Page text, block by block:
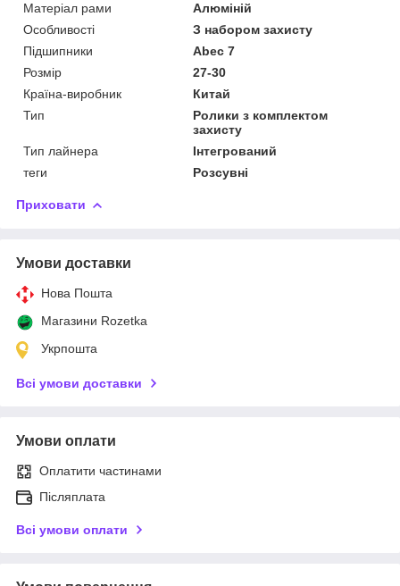
Матеріал рами
Алюміній
Особливості
З набором захисту
Підшипники
Abec 7
Розмір
27-30
Країна-виробник
Китай
Тип
Ролики з комплектом
захисту
Тип лайнера
Інтегрований
теги
Розсувні
Приховати
Умови доставки
Нова Пошта
Магазини Rozetka
Укрпошта
Всі умови доставки
Умови оплати
Оплатити частинами
Післяплата
Всі умови оплати